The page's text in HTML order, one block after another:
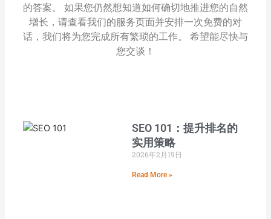
的答案。 如果您仍然想知道如何确切地推进您的自然
增长，请查看我们的服务页面并安排一次免费的对
话，我们将为您完成所有繁琐的工作。 希望能尽快与
您交谈！
SEO 101：提升排名的
实用策略
2026年2月19日
Read More »